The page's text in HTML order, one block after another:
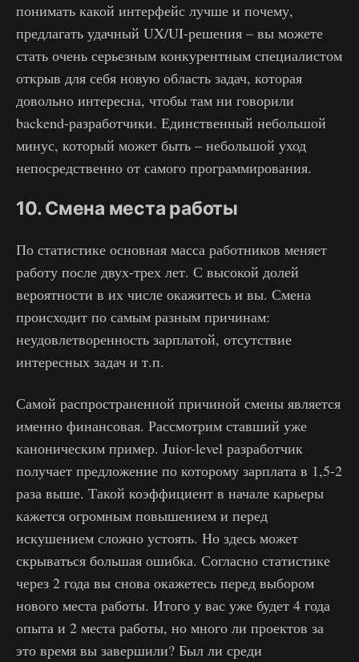
понимать какой интерфейс лучше и почему,
предлагать удачный UX/UI-решения – вы можете
стать очень серьезным конкурентным специалистом
открыв для себя новую область задач, которая
довольно интересна, чтобы там ни говорили
backend-разработчики. Единственный небольшой
минус, который может быть – небольшой уход
непосредственно от самого программирования.
10. Смена места работы
По статистике основная масса работников меняет
работу после двух-трех лет. С высокой долей
вероятности в их числе окажитесь и вы. Смена
происходит по самым разным причинам:
неудовлетворенность зарплатой, отсутствие
интересных задач и т.п.
Самой распространенной причиной смены является
именно финансовая. Рассмотрим ставший уже
каноническим пример. Juior-level разработчик
получает предложение по которому зарплата в 1,5-2
раза выше. Такой коэффициент в начале карьеры
кажется огромным повышением и перед
искушением сложно устоять. Но здесь может
скрываться большая ошибка. Согласно статистике
через 2 года вы снова окажетесь перед выбором
нового места работы. Итого у вас уже будет 4 года
опыта и 2 места работы, но много ли проектов за
это время вы завершили? Был ли среди